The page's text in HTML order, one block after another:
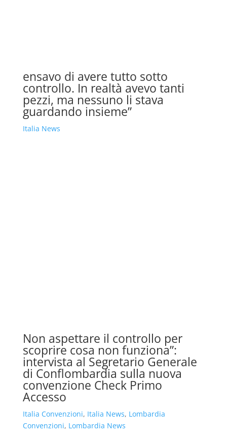
ensavo di avere tutto sotto
controllo. In realtà avevo tanti
pezzi, ma nessuno li stava
guardando insieme”
Italia News
Non aspettare il controllo per
scoprire cosa non funziona”:
intervista al Segretario Generale
di Conflombardia sulla nuova
convenzione Check Primo
Accesso
Italia Convenzioni, Italia News, Lombardia
Convenzioni, Lombardia News